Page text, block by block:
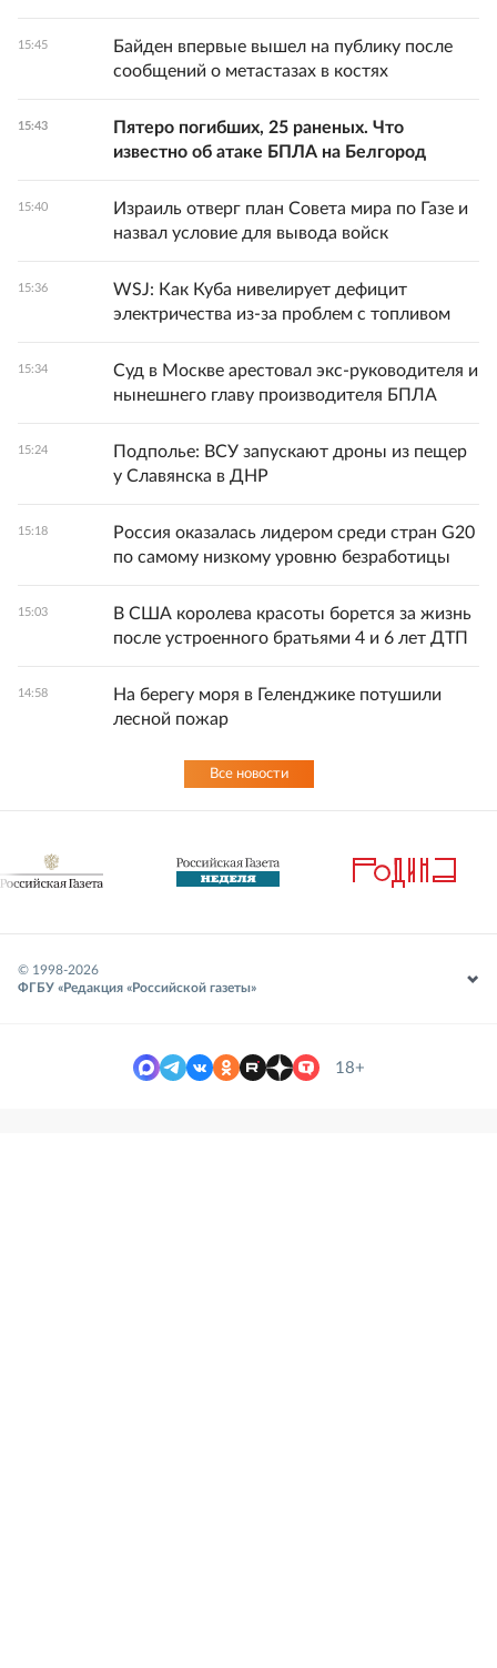
15:45
Байден впервые вышел на публику после
сообщений о метастазах в костях
15:43
Пятеро погибших, 25 раненых. Что
известно об атаке БПЛА на Белгород
15:40
Израиль отверг план Совета мира по Газе и
назвал условие для вывода войск
15:36
WSJ: Как Куба нивелирует дефицит
электричества из-за проблем с топливом
15:34
Суд в Москве арестовал экс-руководителя и
нынешнего главу производителя БПЛА
15:24
Подполье: ВСУ запускают дроны из пещер
у Славянска в ДНР
15:18
Россия оказалась лидером среди стран G20
по самому низкому уровню безработицы
15:03
В США королева красоты борется за жизнь
после устроенного братьями 4 и 6 лет ДТП
14:58
На берегу моря в Геленджике потушили
лесной пожар
Все новости
© 1998-2026
ФГБУ «Редакция «Российской газеты»
18+